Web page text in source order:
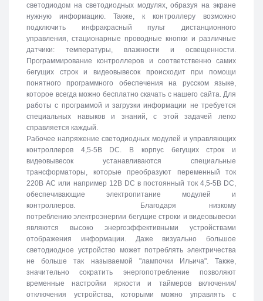
светодиодом на светодиодных модулях, образуя на экране
нужную информацию. Также, к контроллеру возможно
подключить инфракрасный пульт дистанционного
управления, стационарные проводные кнопки и различные
датчики: температуры, влажности и освещенности.
Программирование контроллеров и соответственно самих
бегущих строк и видеовывесок происходит при помощи
понятного программного обеспечения на русском языке,
которое всегда можно бесплатно скачать с нашего сайта. Для
работы с программой и загрузки информации не требуется
специальных навыков и знаний, с этой задачей легко
справляется каждый.
Рабочее напряжение светодиодных модулей и управляющих
контроллеров 4,5-5В DC. В корпус бегущих строк и
видеовывесок устанавливаются специальные
трансформаторы, которые преобразуют переменный ток
220В АС или например 12В DC в постоянный ток 4,5-5В DC,
обеспечивающие электропитание модулей и
контроллеров. Благодаря низкому
потреблению электроэнергии бегущие строки и видеовывески
являются высоко энергоэффективными устройствами
отображения информации. Даже визуально большое
светодиодное устройство может потреблять электричества
не больше так называемой "лампочки Ильича". Также,
значительно сократить энергопотребление позволяют
временные настройки яркости и таймеров включения/
отключения устройства, которыми можно управлять с